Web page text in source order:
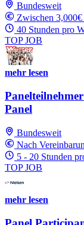
Bundesweit
Zwischen
40 Stunden pro
TOP JOB
mehr lesen
Panel
Bundesweit
Nach
5 - 20 Stunden
TOP JOB
mehr lesen